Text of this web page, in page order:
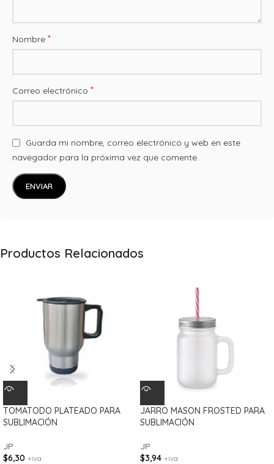
Nombre *
Correo electrónico *
Guarda mi nombre, correo electrónico y web en este
navegador para la próxima vez que comente.
Productos Relacionados
TOMATODO PLATEADO PARA
SUBLIMACIÓN
JP
$6,30 +iva
JARRO MASON FROSTED PARA
SUBLIMACIÓN
JP
$3,94 +iva